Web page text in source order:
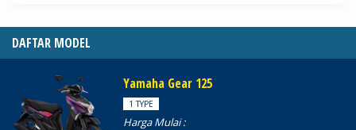
DAFTAR MODEL
Yamaha Gear 125
1 TYPE
Harga Mulai :